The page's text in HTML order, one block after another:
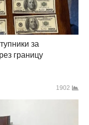
за
границу
1902